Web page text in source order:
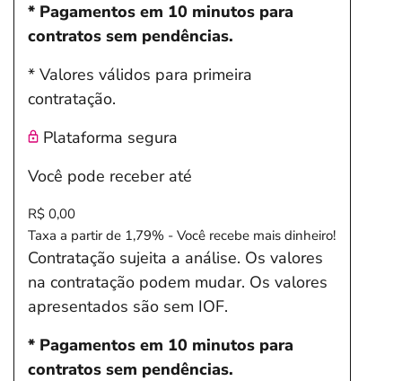
* Pagamentos em 10 minutos para
contratos sem pendências.
* Valores válidos para primeira
contratação.
Plataforma segura
Você pode receber até
R$ 0,00
Taxa a partir de 1,79% - Você recebe mais dinheiro!
Contratação sujeita a análise. Os valores
na contratação podem mudar. Os valores
apresentados são sem IOF.
* Pagamentos em 10 minutos para
contratos sem pendências.